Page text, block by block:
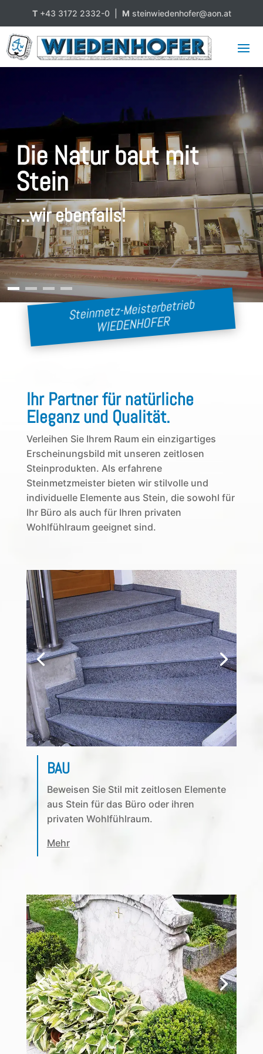
T+43 3172 2332-0 | M steinwiedenhofer@aon.at
Die Natur baut mit
Stein
…wir ebenfalls!
Steinmetz-Meisterbetrieb
WIEDENHOFER
Ihr Partner für natürliche
Eleganz und Qualität.
Verleihen Sie Ihrem Raum ein einzigartiges
Erscheinungsbild mit unseren zeitlosen
Steinprodukten. Als erfahrene
Steinmetzmeister bieten wir stilvolle und
individuelle Elemente aus Stein, die sowohl für
Ihr Büro als auch für Ihren privaten
Wohlfühlraum geeignet sind.
BAU
Beweisen Sie Stil mit zeitlosen Elemente
aus Stein für das Büro oder ihren
privaten Wohlfühlraum.
Mehr